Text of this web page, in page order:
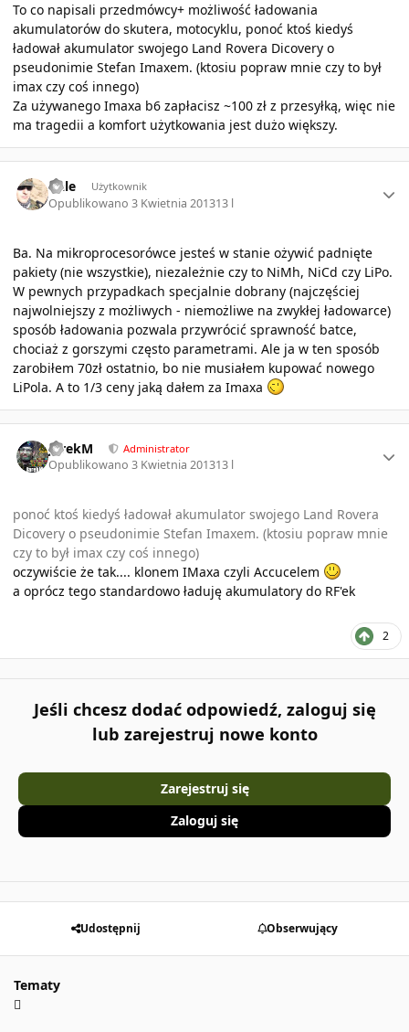
To co napisali przedmówcy+ możliwość ładowania
akumulatorów do skutera, motocyklu, ponoć ktoś kiedyś
ładował akumulator swojego Land Rovera Dicovery o
pseudonimie Stefan Imaxem. (ktosiu popraw mnie czy to był
imax czy coś innego)
Za używanego Imaxa b6 zapłacisz ~100 zł z przesyłką, więc nie
ma tragedii a komfort użytkowania jest dużo większy.
Dale Użytkownik
Opublikowano3 Kwietnia 201313 l
Ba. Na mikroprocesorówce jesteś w stanie ożywić padnięte
pakiety (nie wszystkie), niezależnie czy to NiMh, NiCd czy LiPo.
W pewnych przypadkach specjalnie dobrany (najczęściej
najwolniejszy z możliwych - niemożliwe na zwykłej ładowarce)
sposób ładowania pozwala przywrócić sprawność batce,
chociaż z gorszymi często parametrami. Ale ja w ten sposób
zarobiłem 70zł ostatnio, bo nie musiałem kupować nowego
LiPola. A to 1/3 ceny jaką dałem za Imaxa
JarekM Administrator
Opublikowano3 Kwietnia 201313 l
ponoć ktoś kiedyś ładował akumulator swojego Land Rovera
Dicovery o pseudonimie Stefan Imaxem. (ktosiu popraw mnie
czy to był imax czy coś innego)
oczywiście że tak.... klonem IMaxa czyli Accucelem
a oprócz tego standardowo ładuję akumulatory do RF'ek
2
Jeśli chcesz dodać odpowiedź, zaloguj się
lub zarejestruj nowe konto
Zarejestruj się
Zaloguj się
Udostępnij Obserwujący
Tematy